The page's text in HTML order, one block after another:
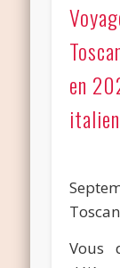
en
Vous